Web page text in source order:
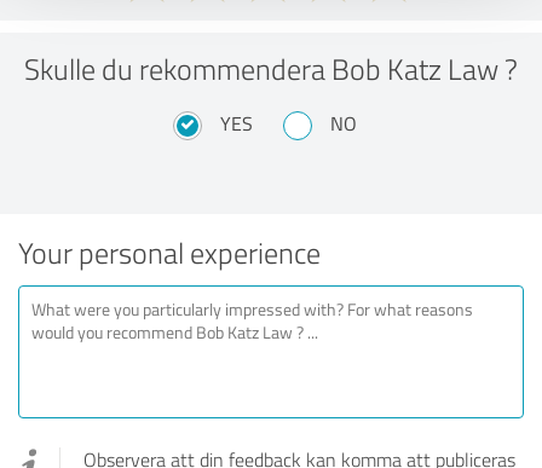
Skulle du rekommendera Bob Katz Law ?
YES NO
Your personal experience
Observera att din feedback kan komma att publiceras